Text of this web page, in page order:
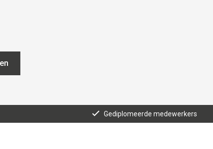
Gediplomeerde medewerkers